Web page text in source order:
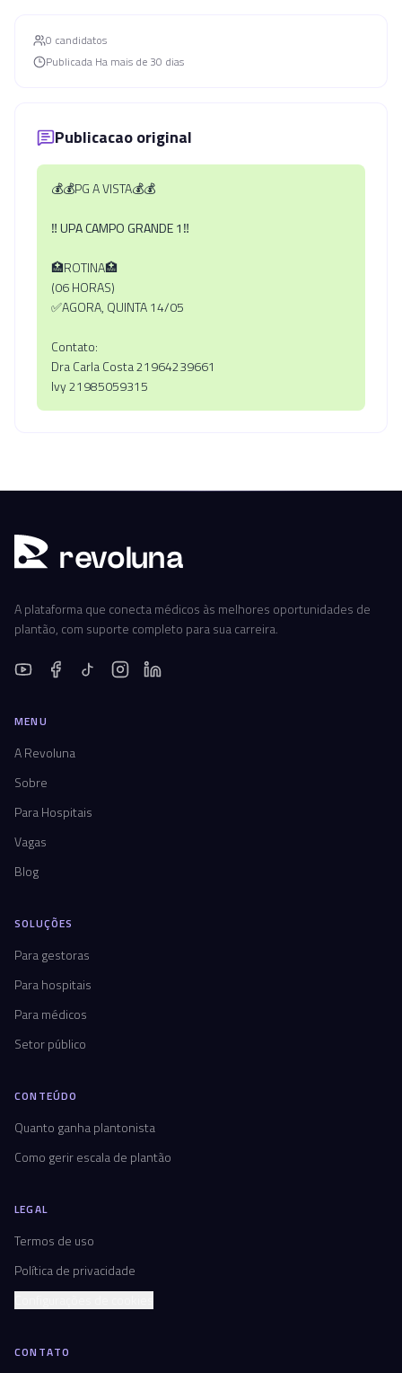
0 candidatos
Publicada Ha mais de 30 dias
Publicacao original
💰💰PG A VISTA💰💰
‼️UPA CAMPO GRANDE 1‼️
🏥ROTINA🏥
(06 HORAS)
✅AGORA, QUINTA 14/05
Contato:
Dra Carla Costa 21964239661
Ivy 21985059315
revoluna
A plataforma que conecta médicos às melhores oportunidades de
plantão, com suporte completo para sua carreira.
MENU
A Revoluna
Sobre
Para Hospitais
Vagas
Blog
SOLUÇÕES
Para gestoras
Para hospitais
Para médicos
Setor público
CONTEÚDO
Quanto ganha plantonista
Como gerir escala de plantão
LEGAL
Termos de uso
Política de privacidade
CONTATO